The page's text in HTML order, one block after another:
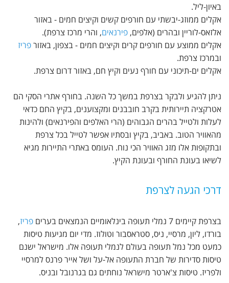
באיון-ליל.
אקלים ממוזג-יבשתי עם חורפים קשים וקיצים חמים - באזור
אלזאס-לוריין ובהרים (אלפים, פירנאים, והרי מרכז צרפת).
אקלים ממוצע עם חורפים קרים וקיצים חמים - בצפון, באזורפריז
ובמרכז צרפת.
אקלים ים-תיכוני עם חורף נעים וקיץ חם, באזור דרום צרפת.
ניתן להגיע ולבקר בצרפת במשך כל השנה. בחורף אתרי הסקי הם
אטרקציה תיירותית בקרב חובבנים ומקצוענים, בקיץ החם כדאי
לעלות ולטייל בהרים הגבוהים (הרי האלפים והפירנאים) ולהינות
מהאוויר הטוב. באביב, בקיץ ובסתיו אפשר לטייל בכל צרפת
ובתקופות אלו מזג האוויר הכי נוח. העומס באתרי התיירות מגיא
לשיאו בעונת החורף ובעונת הקיץ.
דרכי הגעה לצרפת
בצרפת קיימים 7 נמלי תעופה בינלאומיים הנמצאים בערים פריז,
בורדו, ליון, מרסיי, ניס, סטראסבור וטולוז. מדי יום מגיעות טיסות
כמעט מכל נמל תעופה בעולם לנמלי תעופה אלו. מישראל ישנם
טיסות סדירות של חברת התעופה אל-על ושל אייר פרנס למרסיי
ולפריז. טיסות צ'ארטר מישראל נוחתים גם בגרנובל ובניס.